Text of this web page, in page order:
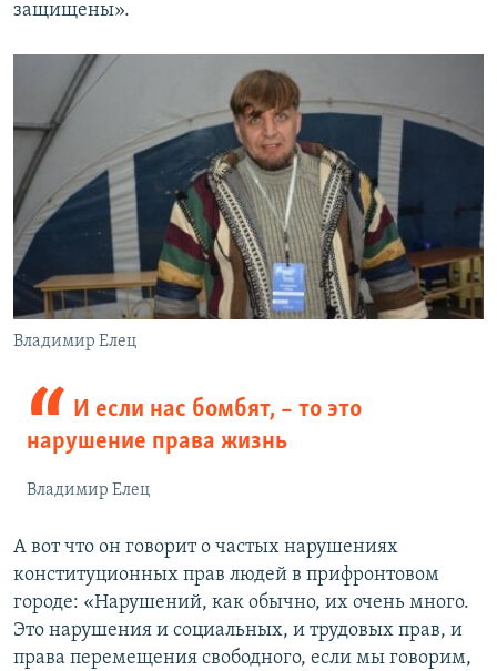
защищены».
Владимир Елец
И если нас бомбят, – то это
нарушение права жизнь
Владимир Елец
А вот что он говорит о частых нарушениях
конституционных прав людей в прифронтовом
городе: «Нарушений, как обычно, их очень много.
Это нарушения и социальных, и трудовых прав, и
права перемещения свободного, если мы говорим,